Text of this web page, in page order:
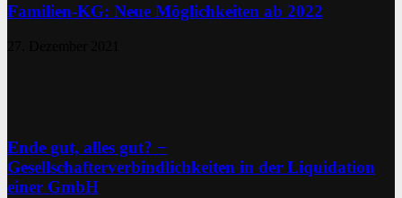
Familien-KG: Neue Möglichkeiten ab 2022
Ende gut, alles gut? −
Gesellschafterverbindlichkeiten in der Liquidation
einer GmbH